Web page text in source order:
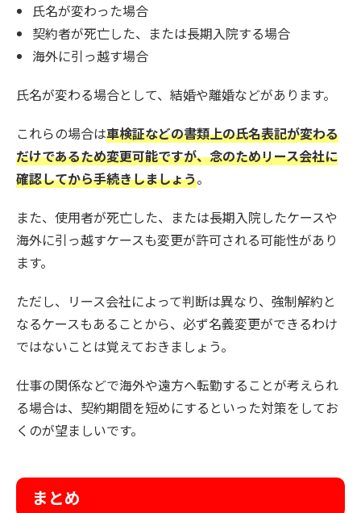
氏名が変わった場合
契約者が死亡した、または長期入院する場合
海外に引っ越す場合
氏名が変わる場合として、結婚や離婚などがあります。
これらの場合は車検証などの書類上の氏名表記が変わる
だけであるため変更可能ですが、念のためリース会社に
確認してから手続きしましょう。
また、使用者が死亡した、または長期入院したケースや
海外に引っ越すケースも変更が許可される可能性があり
ます。
ただし、リース会社によって判断は異なり、強制解約と
なるケースもあることから、必ず名義変更ができるわけ
ではないことは覚えておきましょう。
仕事の関係などで海外や遠方へ転勤することが考えられ
る場合は、契約期間を短めにするといった対策をしてお
くのが望ましいです。
まとめ